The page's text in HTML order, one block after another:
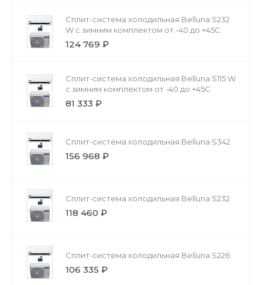
Сплит-система холодильная Belluna S232
W с зимним комплектом от -40 до +45С
124 769 ₽
Сплит-система холодильная Belluna S115 W
с зимним комплектом от -40 до +45С
81 333 ₽
Сплит-система холодильная Belluna S342
156 968 ₽
Сплит-система холодильная Belluna S232
118 460 ₽
Сплит-система холодильная Belluna S226
106 335 ₽